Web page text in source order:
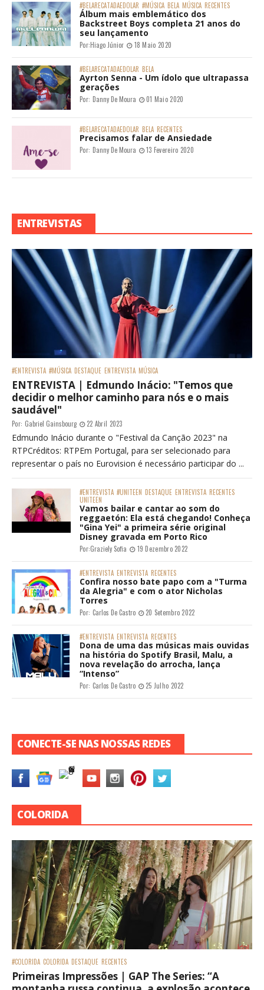
#BELARECATADAEDOLAR #MÚSICA BELA MÚSICA RECENTES
Álbum mais emblemático dos
Backstreet Boys completa 21 anos do
seu lançamento
Por:Hiago Júnior 18 Maio 2020
#BELARECATADAEDOLAR BELA
Ayrton Senna - Um ídolo que ultrapassa
gerações
Por: Danny De Moura 01 Maio 2020
#BELARECATADAEDOLAR BELA RECENTES
Precisamos falar de Ansiedade
Por: Danny De Moura 13 Fevereiro 2020
ENTREVISTAS
#ENTREVISTA #MÚSICA DESTAQUE ENTREVISTA MÚSICA
ENTREVISTA | Edmundo Inácio: "Temos que
decidir o melhor caminho para nós e o mais
saudável"
Por: Gabriel Gainsbourg 22 Abril 2023
Edmundo Inácio durante o "Festival da Canção 2023" na
RTPCréditos: RTPEm Portugal, para ser selecionado para
representar o país no Eurovision é necessário participar do ...
#ENTREVISTA #UNITEEN DESTAQUE ENTREVISTA RECENTES
UNITEEN
Vamos bailar e cantar ao som do
reggaetón: Ela está chegando! Conheça
"Gina Yei" a primeira série original
Disney gravada em Porto Rico
Por:Graziely Sofia 19 Dezembro 2022
#ENTREVISTA ENTREVISTA RECENTES
Confira nosso bate papo com a "Turma
da Alegria" e com o ator Nicholas
Torres
Por: Carlos De Castro 20 Setembro 2022
#ENTREVISTA ENTREVISTA RECENTES
Dona de uma das músicas mais ouvidas
na história do Spotify Brasil, Malu, a
nova revelação do arrocha, lança
“Intenso”
Por: Carlos De Castro 25 Julho 2022
CONECTE-SE NAS NOSSAS REDES
COLORIDA
#COLORIDA COLORIDA DESTAQUE RECENTES
Primeiras Impressões | GAP The Series: “A